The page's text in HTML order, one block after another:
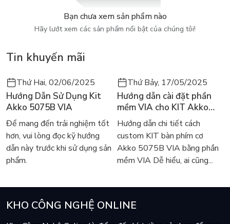
Bạn chưa xem sản phẩm nào
Hãy lướt xem các sản phẩm nổi bật của chúng tôi!
Tin khuyến mãi
Thứ Hai, 02/06/2025
Hướng Dẫn Sử Dụng Kit
Akko 5075B VIA
Để mang đến trải nghiệm tốt
hơn, vui lòng đọc kỹ hướng
dẫn này trước khi sử dụng sản
phẩm.
Thứ Bảy, 17/05/2025
Hướng dẫn cài đặt phần
mềm VIA cho KIT Akko
5075B VIA
Hướng dẫn chi tiết cách
custom KIT bàn phím cơ
Akko 5075B VIA bằng phần
mềm VIA Dễ hiểu, ai cũng...
KHO CÔNG NGHỆ ONLINE